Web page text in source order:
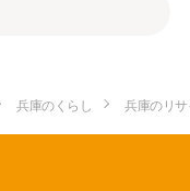
兵庫のくらし 兵庫のリ